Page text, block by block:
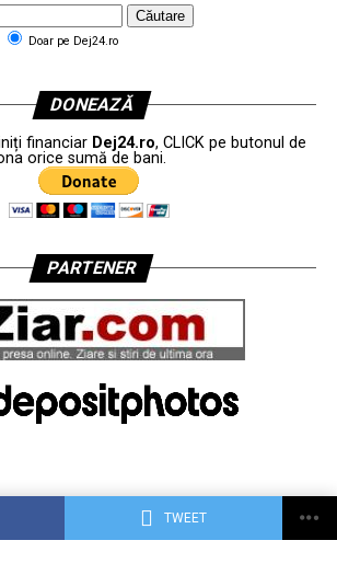
TWEET
Doar pe Dej24.ro
DONEAZĂ
financiar Dej24.ro, CLICK pe butonul de
orice sumă de bani.
PARTENER